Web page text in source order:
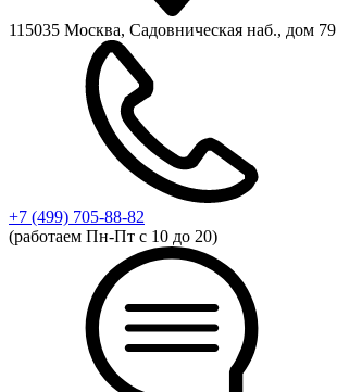
115035 Москва, Садовническая наб., дом 79
+7 (499) 705-88-82
(работаем Пн-Пт с 10 до 20)